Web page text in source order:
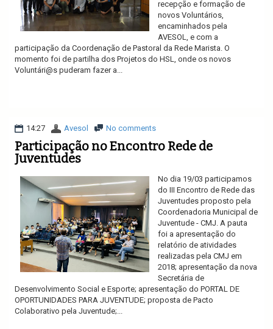
recepção e formação de
novos Voluntários,
encaminhados pela
AVESOL, e com a
participação da Coordenação de Pastoral da Rede Marista. O
momento foi de partilha dos Projetos do HSL, onde os novos
Voluntári@s puderam fazer a...
14:27 Avesol No comments
Participação no Encontro Rede de
Juventudes
No dia 19/03 participamos
do III Encontro de Rede das
Juventudes proposto pela
Coordenadoria Municipal de
Juventude - CMJ. A pauta
foi a apresentação do
relatório de atividades
realizadas pela CMJ em
2018; apresentação da nova
Secretária de
Desenvolvimento Social e Esporte; apresentação do PORTAL DE
OPORTUNIDADES PARA JUVENTUDE; proposta de Pacto
Colaborativo pela Juventude;...